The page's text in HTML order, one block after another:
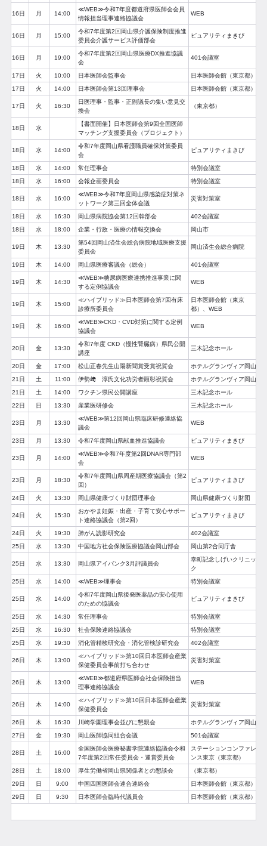
16日 月 14:00
≪WEB≫令和7年度都道府県医師会会員
情報担当理事連絡協議会
WEB
16日 月 15:00
令和7年度第2回岡山県介護保険制度推進
委員会介護サービス評価部会
ピュアリティまきび
16日 月 19:00
令和7年度第2回岡山県医療DX推進協議
会
401会議室
17日 火 10:00 日本医師会監事会
日本医師会館（東京都）
17日
火 14:00 日本医師会第13回理事会 日本医師会館（東京都）
17日 火 16:30
日医理事・監事・正副議長の集い意見交
換会
（東京都）
18日 水
【書面開催】日本医師会第9回全国医師
マッチング支援委員会（プロジェクト）
18日 水 14:00
令和7年度岡山県看護職員確保対策委員
会
ピュアリティまきび
18日 水 14:00 常任理事会
特別会議室
18日
水 16:00 会報企画委員会 特別会議室
18日 水 16:00
≪WEB≫令和7年度岡山県感染症対策ネ
ットワーク第三回全体会議
災害対策室
18日 水 16:30 岡山県病院協会第12回幹部会
402会議室
18日
水 18:00 企業・行政・医療の情報交換会 岡山市
19日 木 13:30
第54回岡山済生会総合病院地域医療支援
委員会
岡山済生会総合病院
19日 木 14:00 岡山県医療審議会（総会） 401会議室
19日 木 14:30
≪WEB≫糖尿病医療連携推進事業に関
する定例協議会
WEB
19日 木 15:00
≪ハイブリッド≫日本医師会第7回有床
診療所委員会
日本医師会館（東京
都）、WEB
19日 木 16:00
≪WEB≫CKD・CVD対策に関する定例
協議会
WEB
20日 金 13:30
令和7年度 CKD（慢性腎臓病）県民公開
講座
三木記念ホール
20日 金 17:00 松山正春先生山陽新聞賞受賞祝賀会
ホテルグランヴィア岡山
21日
土 11:00 伊勢﨑 淳氏文化功労者顕彰祝賀会
ホテルグランヴィア岡山
21日
土 14:00 ワクチン県民公開講座
三木記念ホール
22日
日 13:30 産業医研修会 三木記念ホール
23日 月 13:30
≪WEB≫第12回岡山県臨床研修連絡協
議会
WEB
23日 月 13:30 令和7年度岡山県献血推進協議会 ピュアリティまきび
23日 月 14:00
≪WEB≫令和7年度第2回DNAR専門部
会
WEB
23日 月 18:30
令和7年度岡山県周産期医療協議会（第2
回）
ピュアリティまきび
24日 火 13:30 岡山県健康づくり財団理事会 岡山県健康づくり財団
24日 火 15:30
おかやま妊娠・出産・子育て安心サポー
ト連絡協議会（第2回）
ピュアリティまきび
24日 火 19:30 肺がん読影研究会
402会議室
25日
水 13:30 中国地方社会保険医療協議会岡山部会 岡山第2合同庁舎
25日 水 13:30 岡山県アイバンク3月評議員会
幸町記念しげいクリニッ
ク
25日
水 14:00 ≪WEB≫理事会 特別会議室
25日 水 14:00
令和7年度岡山県後発医薬品の安心使用
のための協議会
ピュアリティまきび
25日 水 14:30 常任理事会
特別会議室
25日
水 16:30 社会保険連絡協議会
特別会議室
25日
水 19:30 消化管精検研究会・消化管検診研究会 402会議室
26日 木 13:00
≪ハイブリッド≫第10回日本医師会産業
保健委員会事前打ち合わせ
災害対策室
26日 木 13:00
≪WEB≫都道府県医師会社会保険担当
理事連絡協議会
WEB
26日 木 14:00
≪ハイブリッド≫第10回日本医師会産業
保健委員会
災害対策室
26日 木 16:30 川崎学園理事会並びに懇親会
ホテルグランヴィア岡山
27日
金 19:30 岡山医師協同組合会議 501会議室
28日 土 16:00
全国医師会医療秘書学院連絡協議会令和
7年度第2回常任委員会・運営委員会
ステーションコンファレ
ンス東京（東京都）
28日
土 18:00 厚生労働省岡山県関係者との懇談会
（東京都）
29日
日 9:00 中国四国医師会連合連絡会
日本医師会館（東京都）
29日
日 9:30 日本医師会臨時代議員会 日本医師会館（東京都）